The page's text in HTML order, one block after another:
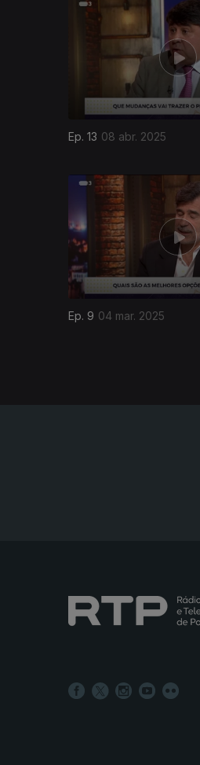
Ep. 13 08 abr. 2025
Ep. 9 04 mar. 2025
829312